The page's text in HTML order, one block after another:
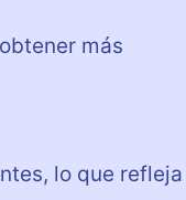
más
lo que refleja